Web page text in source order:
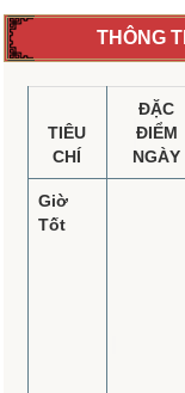
THÔNG
TIÊU
CHÍ
ĐẶC
ĐIỂM
NGÀY
Giờ
Tốt